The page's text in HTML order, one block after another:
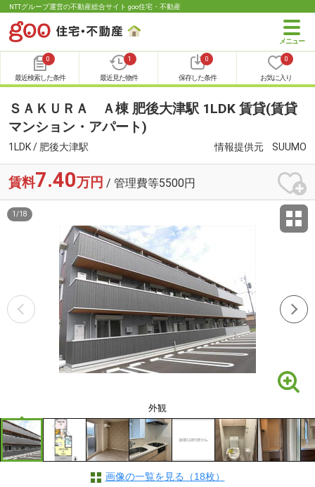
NTTグループ運営の不動産総合サイト goo住宅・不動産
0
最近検索した条件
1
最近見た物件
0
保存した条件
0
お気に入り
ＳＡＫＵＲＡ Ａ棟 肥後大津駅 1LDK 賃貸(賃貸
マンション・アパート)
1LDK / 肥後大津駅 情報提供元 SUUMO
賃料7.40万円 / 管理費等5500円
外観
1 /18
画像の一覧を見る（18枚）